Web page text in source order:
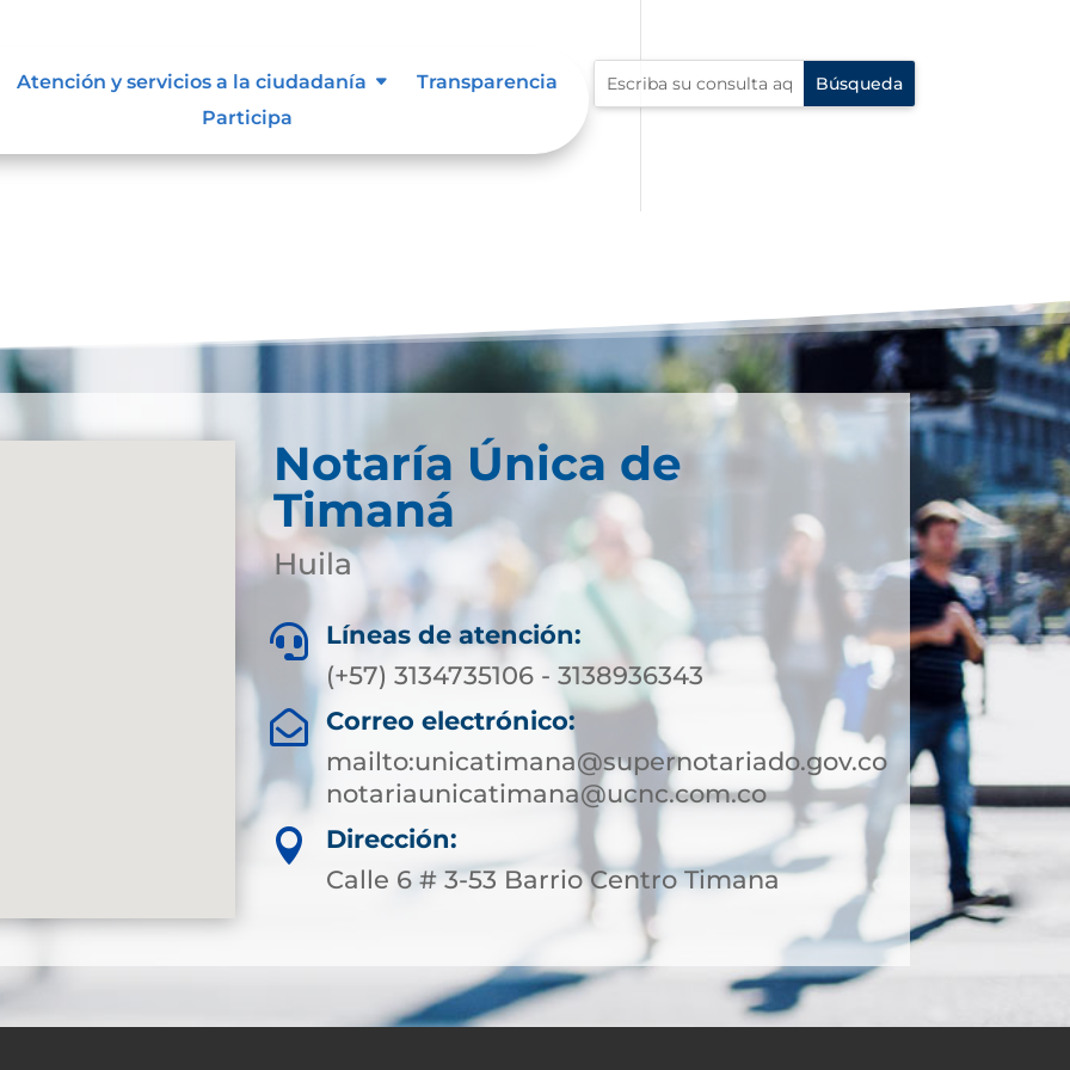
Atención y servicios a la ciudadanía
Transparencia
Participa
les aplique de interés.
Notaría Única de
Timaná
Huila

Líneas de atención:
(+57) 3134735106 - 3138936343

Correo electrónico:
mailto:unicatimana@supernotariado.gov.co
notariaunicatimana@ucnc.com.co

Dirección:
Calle 6 # 3-53 Barrio Centro Timana